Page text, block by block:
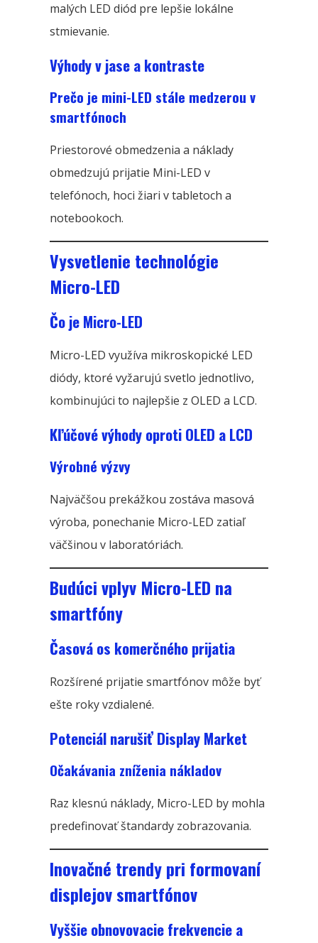
malých LED diód pre lepšie lokálne
stmievanie.
Výhody v jase a kontraste
Prečo je mini-LED stále medzerou v
smartfónoch
Priestorové obmedzenia a náklady
obmedzujú prijatie Mini-LED v
telefónoch, hoci žiari v tabletoch a
notebookoch.
Vysvetlenie technológie
Micro-LED
Čo je Micro-LED
Micro-LED využíva mikroskopické LED
diódy, ktoré vyžarujú svetlo jednotlivo,
kombinujúci to najlepšie z OLED a LCD.
Kľúčové výhody oproti OLED a LCD
Výrobné výzvy
Najväčšou prekážkou zostáva masová
výroba, ponechanie Micro-LED zatiaľ
väčšinou v laboratóriách.
Budúci vplyv Micro-LED na
smartfóny
Časová os komerčného prijatia
Rozšírené prijatie smartfónov môže byť
ešte roky vzdialené.
Potenciál narušiť Display Market
Očakávania zníženia nákladov
Raz klesnú náklady, Micro-LED by mohla
predefinovať štandardy zobrazovania.
Inovačné trendy pri formovaní
displejov smartfónov
Vyššie obnovovacie frekvencie a